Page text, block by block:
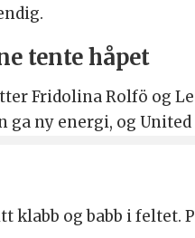
tente håpet
Fridolina Rolfö og
ga ny energi, og
klabb og babb i feltet.